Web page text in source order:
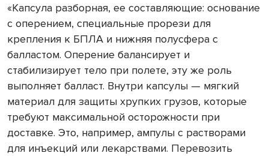
«Капсула разборная, ее составляющие: основание
с оперением, специальные прорези для
крепления к БПЛА и нижняя полусфера с
балластом. Оперение балансирует и
стабилизирует тело при полете, эту же роль
выполняет балласт. Внутри капсулы — мягкий
материал для защиты хрупких грузов, которые
требуют максимальной осторожности при
доставке. Это, например, ампулы с растворами
для инъекций или лекарствами. Перевозить